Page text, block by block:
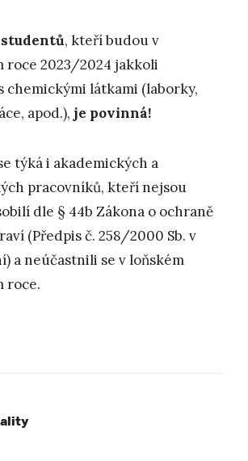
, kteří budou v
roce 2023/2024 jakkoli
chemickými látkami (laborky,
apod.), je povinná!
týká i akademických a
pracovníků, kteří nejsou
dle § 44b Zákona o ochraně
(Předpis č. 258/2000 Sb. v
a neúčastnili se v loňském
roce.